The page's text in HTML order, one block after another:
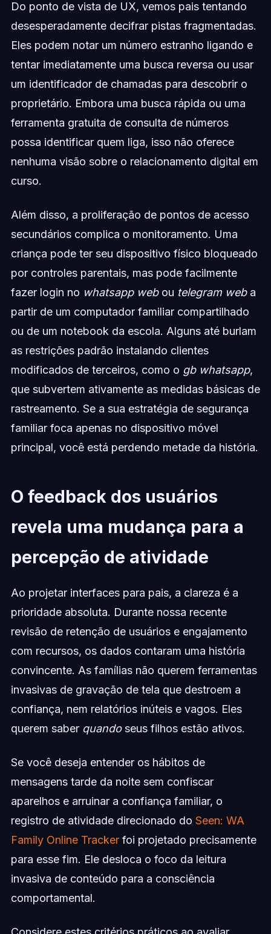
Do ponto de vista de UX, vemos pais tentando
desesperadamente decifrar pistas fragmentadas.
Eles podem notar um número estranho ligando e
tentar imediatamente uma busca reversa ou usar
um identificador de chamadas para descobrir o
proprietário. Embora uma busca rápida ou uma
ferramenta gratuita de consulta de números
possa identificar quem liga, isso não oferece
nenhuma visão sobre o relacionamento digital em
curso.
Além disso, a proliferação de pontos de acesso
secundários complica o monitoramento. Uma
criança pode ter seu dispositivo físico bloqueado
por controles parentais, mas pode facilmente
fazer login no whatsapp webou telegram weba
partir de um computador familiar compartilhado
ou de um notebook da escola. Alguns até burlam
as restrições padrão instalando clientes
modificados de terceiros, como o gb whatsapp,
que subvertem ativamente as medidas básicas de
rastreamento. Se a sua estratégia de segurança
familiar foca apenas no dispositivo móvel
principal, você está perdendo metade da história.
O feedback dos usuários
revela uma mudança para a
percepção de atividade
Ao projetar interfaces para pais, a clareza é a
prioridade absoluta. Durante nossa recente
revisão de retenção de usuários e engajamento
com recursos, os dados contaram uma história
convincente. As famílias não querem ferramentas
invasivas de gravação de tela que destroem a
confiança, nem relatórios inúteis e vagos. Eles
querem saber quandoseus filhos estão ativos.
Se você deseja entender os hábitos de
mensagens tarde da noite sem confiscar
aparelhos e arruinar a confiança familiar, o
registro de atividade direcionado do Seen: WA
Family Online Trackerfoi projetado precisamente
para esse fim. Ele desloca o foco da leitura
invasiva de conteúdo para a consciência
comportamental.